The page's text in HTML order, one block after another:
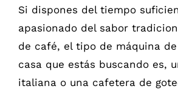
Si dispones del tiempo
apasionado del sabor
de café, el tipo de máquina
casa que estás buscando es,
italiana o una cafetera de